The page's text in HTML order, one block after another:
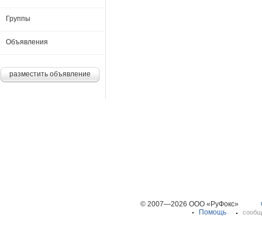
Группы
Объявления
разместить объявление
© 2007—2026 ООО «РуФокс»
Помощь